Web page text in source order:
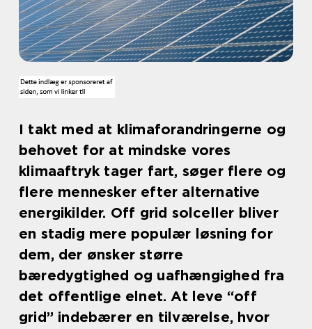
I takt med at klimaforandringerne og
behovet for at mindske vores
klimaaftryk tager fart, søger flere og
flere mennesker efter alternative
energikilder. Off grid solceller bliver
en stadig mere populær løsning for
dem, der ønsker større
bæredygtighed og uafhængighed fra
det offentlige elnet. At leve “off
grid” indebærer en tilværelse, hvor